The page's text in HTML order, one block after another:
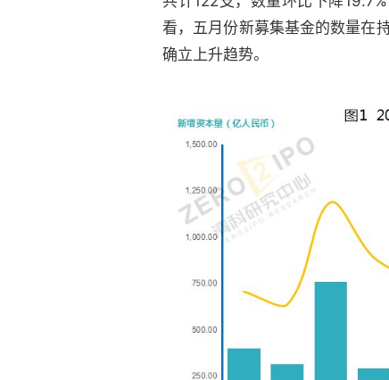
看，五月份新募集基金的数量在
确立上升趋势。